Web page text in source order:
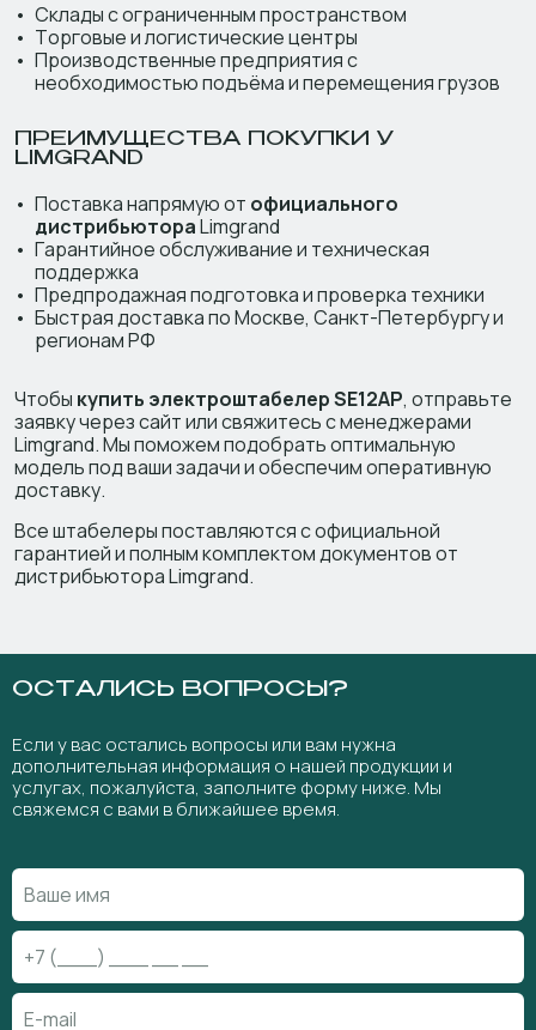
Склады с ограниченным пространством
Торговые и логистические центры
Производственные предприятия с
необходимостью подъёма и перемещения грузов
ПРЕИМУЩЕСТВА ПОКУПКИ У
LIMGRAND
Поставка напрямую от официального
дистрибьютораLimgrand
Гарантийное обслуживание и техническая
поддержка
Предпродажная подготовка и проверка техники
Быстрая доставка по Москве, Санкт-Петербургу и
регионам РФ
Чтобы купить электроштабелер SE12AP, отправьте
заявку через сайт или свяжитесь с менеджерами
Limgrand. Мы поможем подобрать оптимальную
модель под ваши задачи и обеспечим оперативную
доставку.
Все штабелеры поставляются с официальной
гарантией и полным комплектом документов от
дистрибьютора Limgrand.
ОСТАЛИСЬ ВОПРОСЫ?
Если у вас остались вопросы или вам нужна
дополнительная информация о нашей продукции и
услугах, пожалуйста, заполните форму ниже. Мы
свяжемся с вами в ближайшее время.